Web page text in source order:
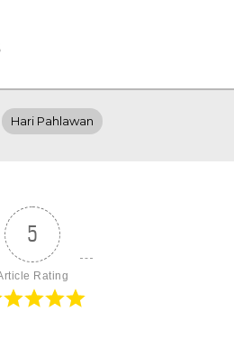
Hari Pahlawan
5
Rating